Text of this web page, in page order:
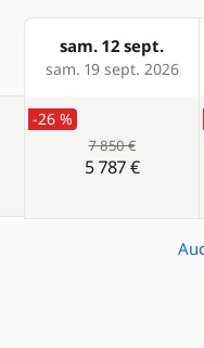
Products
sam. 12 sept.
sam. 19 sept. 2026
-26 %
7 850 €
5 787 €